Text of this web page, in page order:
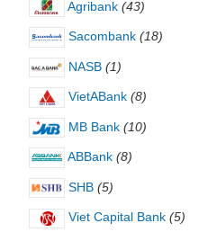
Agribank (43)
Sacombank (18)
NASB (1)
VietABank (8)
MB Bank (10)
ABBank (8)
SHB (5)
Viet Capital Bank (5)